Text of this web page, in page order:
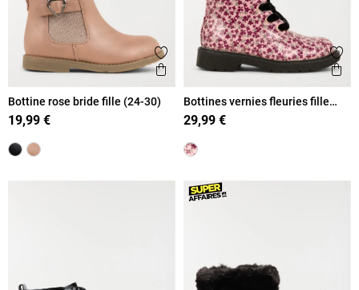
Ajouter aux favoris
Aperçu rapide
Bottine rose bride fille (24-30)
19,99 €
Bottines vernies fleuries fille
(24-30)
29,99 €